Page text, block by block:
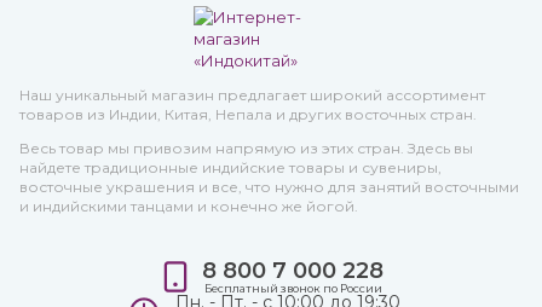
Наш уникальный магазин предлагает широкий ассортимент
товаров из Индии, Китая, Непала и других восточных стран.
Весь товар мы привозим напрямую из этих стран. Здесь вы
найдете традиционные индийские товары и сувениры,
восточные украшения и все, что нужно для занятий восточными
и индийскими танцами и конечно же йогой.
8 800 7 000 228
Бесплатный звонок по России
Пн. - Пт. - с 10:00 до 19:30